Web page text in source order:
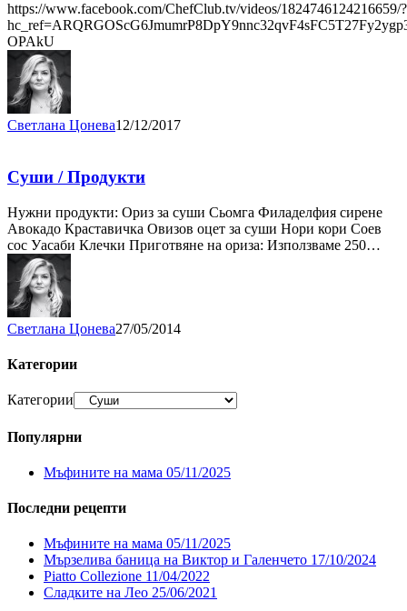
https://www.facebook.com/ChefClub.tv/videos/1824746124216659/?
OPAkU
Светлана Цонева12/12/2017
Суши / Продукти
Нужни продукти: Ориз за суши Сьомга Филаделфия сирене
Авокадо Краставичка Овизов оцет за суши Нори кори Соев
сос Уасаби Клечки Приготвяне на ориза: Използваме 250…
Светлана Цонева27/05/2014
Категории
Категории
Популярни
Мъфините на мама 05/11/2025
Последни рецепти
Мъфините на мама 05/11/2025
Мързелива баница на Виктор и Галенчето 17/10/2024
Piatto Collezione 11/04/2022
Сладките на Лео 25/06/2021